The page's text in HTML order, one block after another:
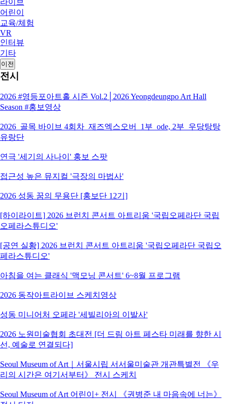
라이브
어린이
교육/체험
VR
인터뷰
기타
이전
전시
2026 #영등포아트홀 시즌 Vol.2│2026 Yeongdeungpo Art Hall
Season #홍보영상
2026_골목 바이브 4회차_재즈엑스오버_1부_ode, 2부_우당탕탕
유랑단
연극 '세기의 사나이' 홍보 스팟
접근성 높은 뮤지컬 '극장의 마법사'
2026 성동 꿈의 무용단 [홍보단 12기]
[하이라이트] 2026 브런치 콘서트 아트리움 '국립오페라단 국립
오페라스튜디오'
[공연 실황] 2026 브런치 콘서트 아트리움 '국립오페라단 국립오
페라스튜디오'
아침을 여는 클래식 '맥모닝 콘서트' 6~8월 프로그램
2026 동작아트라이브 스케치영상
성동 미니어처 오페라 '세빌리아의 이발사'
2026 노원미술협회 초대전 [더 드림 아트 페스타 미래를 향한 시
선, 예술로 연결되다]
Seoul Museum of Art｜서울시립 서서울미술관 개관특별전 《우
리의 시간은 여기서부터》 전시 스케치
Seoul Museum of Art 어린이+ 전시 《권병준 내 마음속에 너는》